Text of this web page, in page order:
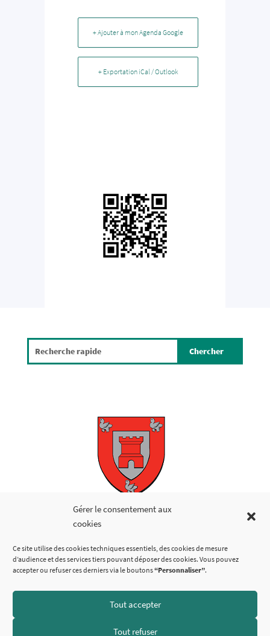
Gérer le consentement aux
cookies
Ce site utilise des cookies techniques essentiels, des cookies de mesure
d’audience et des services tiers pouvant déposer des cookies. Vous pouvez
accepter ou refuser ces derniers via le boutons“Personnaliser”.
Tout accepter
Tout refuser
+ Ajouter à mon Agenda Google
+ Exportation iCal / Outlook
Copyright © 2026
SUIVEZ-NOUS